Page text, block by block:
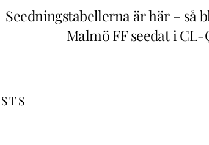
Seedningstabellerna är här – så
Malmö FF seedat i CL-